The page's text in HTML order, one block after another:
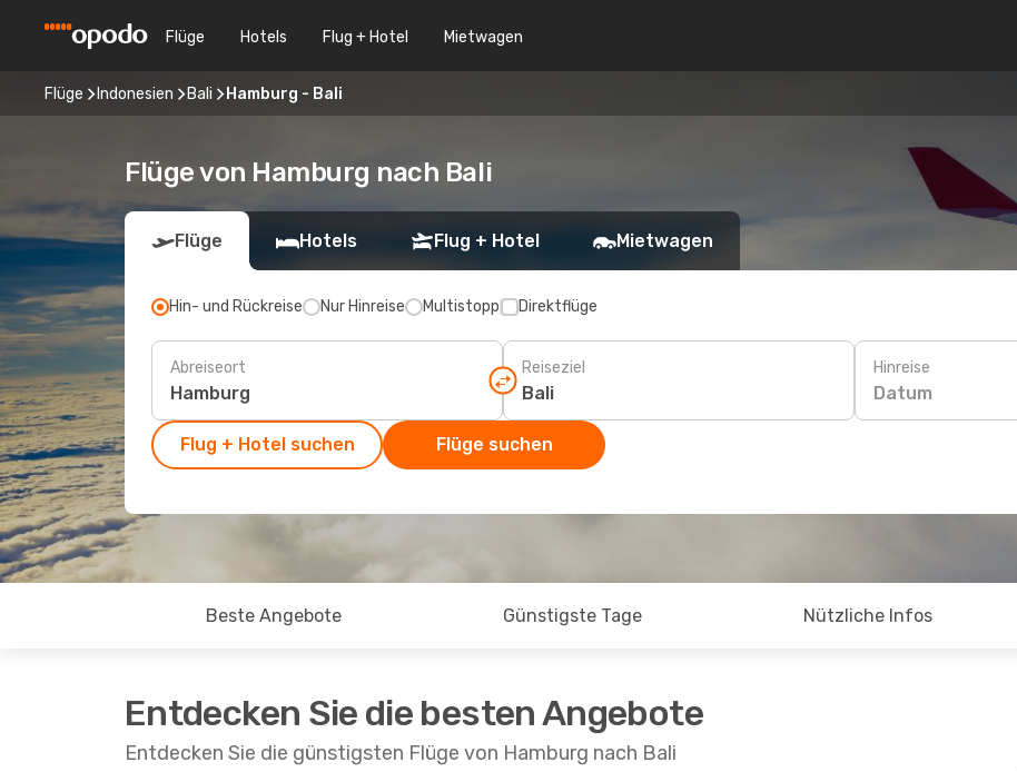
Flüge Hotels Flug + Hotel Mietwagen
Flüge Indonesien Bali Hamburg - Bali
Flüge von Hamburg nach Bali
Flüge Hotels Flug + Hotel Mietwagen
Hin- und Rückreise Nur Hinreise Multistopp Direktflüge
Abreiseort Reiseziel Hinreise
Datum
Flug + Hotel suchen Flüge suchen
Beste Angebote Günstigste Tage Nützliche Infos
Entdecken Sie die besten Angebote
Entdecken Sie die günstigsten Flüge von Hamburg nach Bali